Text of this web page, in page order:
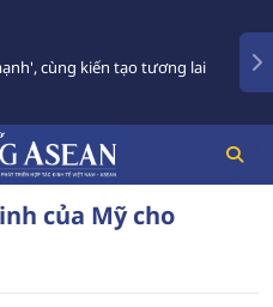
cùng kiến tạo tương lai
của Mỹ cho